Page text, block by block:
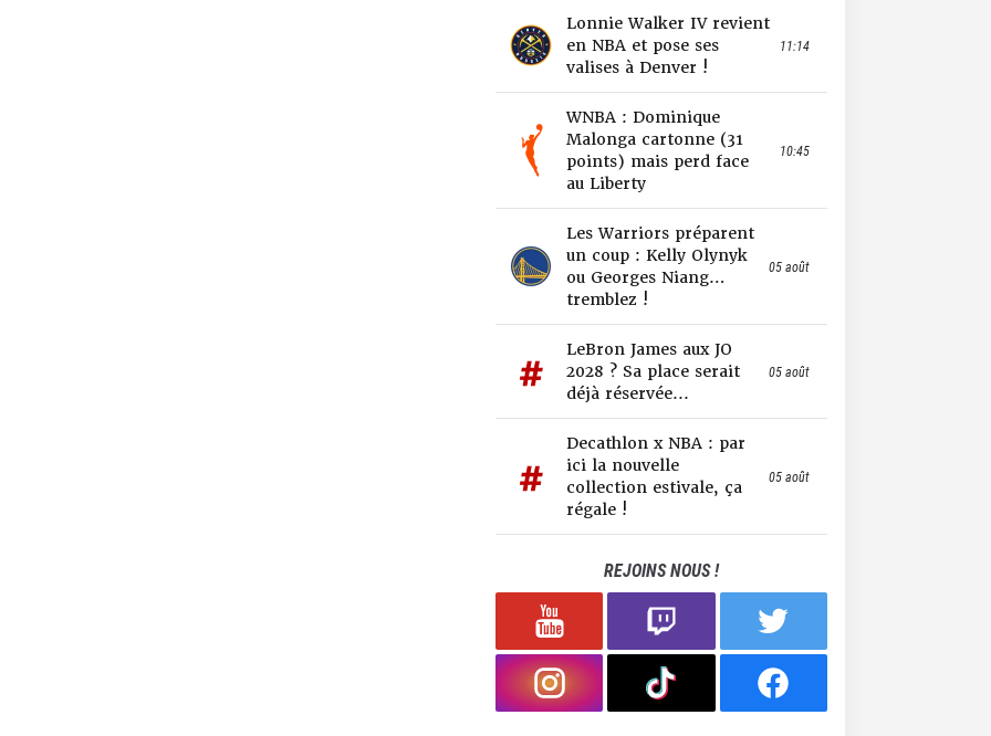
Lonnie Walker IV revient
en NBA et pose ses
valises à Denver !
11:14
WNBA : Dominique
Malonga cartonne (31
points) mais perd face
au Liberty
10:45
Les Warriors préparent
un coup : Kelly Olynyk
ou Georges Niang…
tremblez !
05 août
LeBron James aux JO
2028 ? Sa place serait
déjà réservée...
05 août
Decathlon x NBA : par
ici la nouvelle
collection estivale, ça
régale !
05 août
REJOINS NOUS !